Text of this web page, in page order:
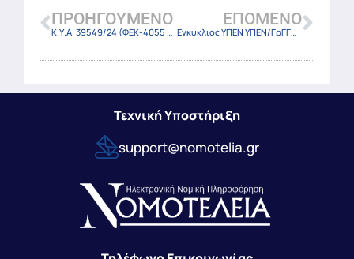
ΠΡΟΗΓΟΎΜΕΝΟ
Κ.Υ.Α. 39549/24 (ΦΕΚ-4055 Β/10-7-24)
ΕΠΌΜΕΝΟ
Εγκύκλιος ΥΠΕΝ ΥΠΕΝ/ΓρΓΓΦΠΥ/76248/2016/11-7-24
Τεχνική Υποστήριξη
support@nomotelia.gr